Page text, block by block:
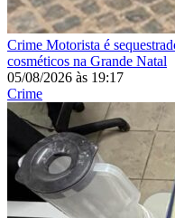
Crime Motorista é
cosméticos na Grande Natal
05/08/2026 às 19:17
Crime